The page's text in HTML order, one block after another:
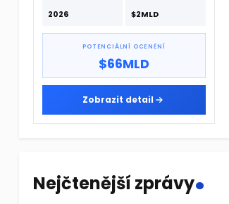
2026 $2MLD
POTENCIÁLNÍ OCENĚNÍ
$66MLD
Zobrazit detail
Nejčtenější zprávy.